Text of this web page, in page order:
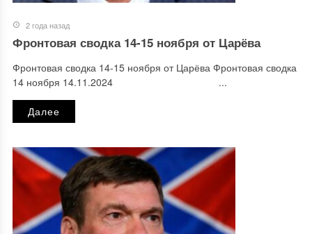
2 года назад
Фронтовая сводка 14-15 ноября от Царёва
Фронтовая сводка 14-15 ноября от Царёва Фронтовая сводка
14 ноября 14.11.2024 ...
Далее